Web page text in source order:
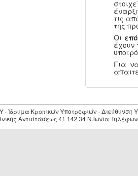
τις
της
Οι
έχουν
Για
- Ίδρυμα Κρατικών Υποτροφιών - Διεύθυνση
Αντιστάσεως 41 142 34 Ν.Ιωνία